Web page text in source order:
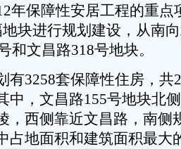
年保障性安居工程的重点
块进行规划建设，从南
和文昌路318号地块。
3258套保障性住房，共
中，文昌路155号地块北
，西侧靠近文昌路，南侧
占地面积和建筑面积最大